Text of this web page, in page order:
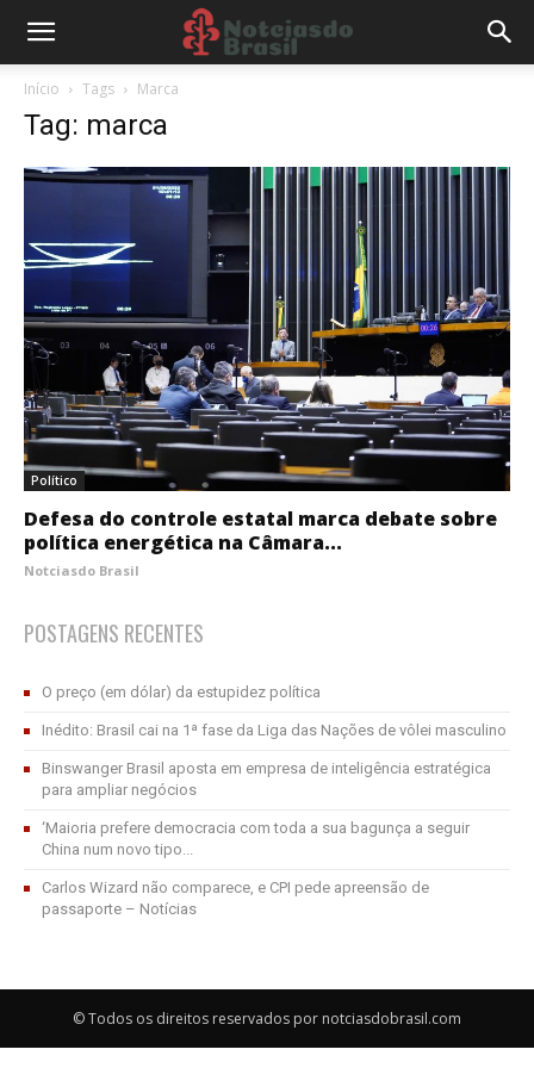
Início Tags Marca
Tag: marca
Político
Defesa do controle estatal marca debate sobre
política energética na Câmara...
Notciasdo Brasil
POSTAGENS RECENTES
O preço (em dólar) da estupidez política
Inédito: Brasil cai na 1ª fase da Liga das Nações de vôlei masculino
Binswanger Brasil aposta em empresa de inteligência estratégica
para ampliar negócios
‘Maioria prefere democracia com toda a sua bagunça a seguir
China num novo tipo...
Carlos Wizard não comparece, e CPI pede apreensão de
passaporte – Notícias
© Todos os direitos reservados por notciasdobrasil.com